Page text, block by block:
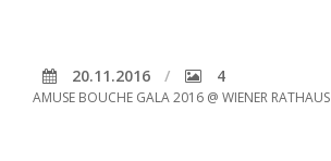
20.11.2016 4
AMUSE BOUCHE GALA 2016 @ WIENER RATHAUS